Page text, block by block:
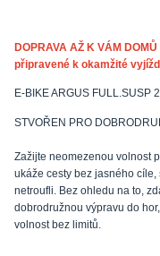
DOPRAVA AŽ K VÁM
připravené k okamžité
E-BIKE ARGUS FULL.SUSP
STVOŘEN PRO
Zažijte neomezenou volnost
ukáže cesty bez jasného
netroufli. Bez ohledu na to,
dobrodružnou výpravu do
volnost bez limitů.